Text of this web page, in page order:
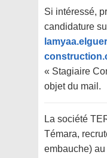
Si intéressé,
candidature
« Stagiaire
objet du mail.
La société
Témara,
embauche)